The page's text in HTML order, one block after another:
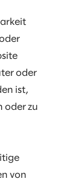
oder
ist,
oder zu
von